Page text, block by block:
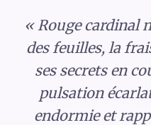
« Rouge cardinal
des feuilles, la
ses secrets en
pulsation
endormie et